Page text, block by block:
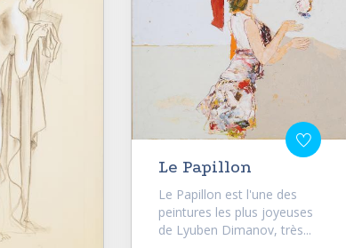
Le Papillon
Le Papillon est l'une des
peintures les plus joyeuses
de Lyuben Dimanov, très...